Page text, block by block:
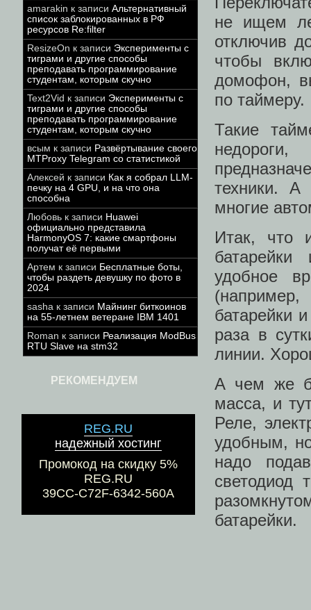
amarakin к записи Альтернативный
список заблокированных в РФ
ресурсов Re:filter
ResizeOn к записи Эксперименты с
тиграми и другие способы
преподавать программирование
студентам, которым скучно
Text2Vid к записи Эксперименты с
тиграми и другие способы
преподавать программирование
студентам, которым скучно
всым к записи Развёртывание своего
MTProxy Telegram со статистикой
Алексей к записи Как я собрал LLM-
печку на 4 GPU, и на что она
способна
Любовь к записи Huawei
официально представила
HarmonyOS 7: какие смартфоны
получат её первыми
Артем к записи Бесплатные боты,
чтобы раздеть девушку по фото в
2024
sasha к записи Майнинг биткоинов
на 55-летнем ветеране IBM 1401
Roman к записи Реализация ModBus
RTU Slave на stm32
РЕКОМЕНДУЕМ
REG.RU
надежный хостинг
Промокод на скидку 5%
REG.RU
39CC-C72F-6342-560A
не ищем
отключив
чтобы
домофон,
по таймеру.
Такие
техники. А
многие
Итак, что
удобное
(например,
батарейки
раза в
линии.
А чем же
масса, и
Реле,
удобным,
надо
светодиод
батарейки.